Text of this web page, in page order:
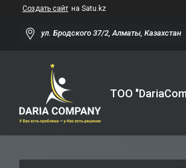
Создать сайт на Satu.kz
ул. Бродского 37/2, Алматы, Казахстан
TOO